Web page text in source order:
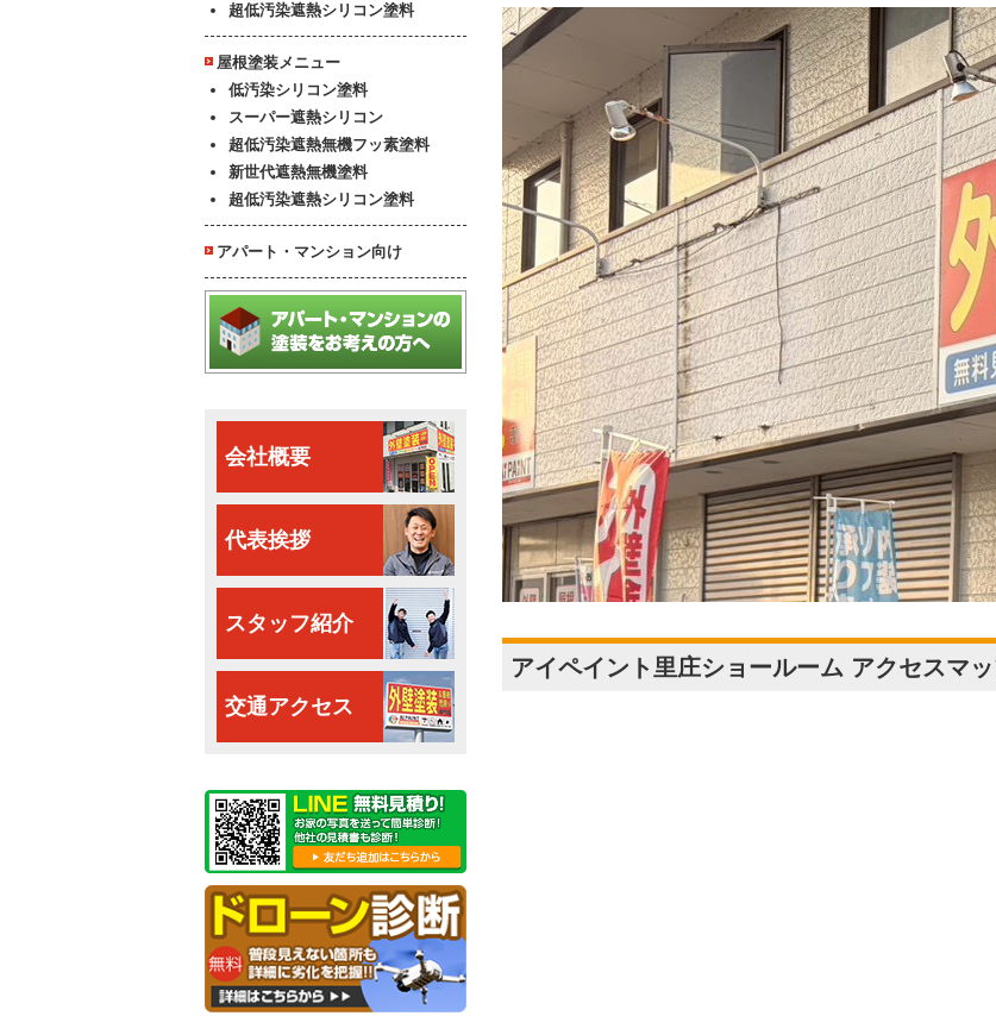
アイペイント里庄ショールーム アクセスマ
超低汚染遮熱シリコン塗料
屋根塗装メニュー
低汚染シリコン塗料
スーパー遮熱シリコン
超低汚染遮熱無機フッ素塗料
新世代遮熱無機塗料
超低汚染遮熱シリコン塗料
アパート・マンション向け
会社概要
代表挨拶
スタッフ紹介
交通アクセス